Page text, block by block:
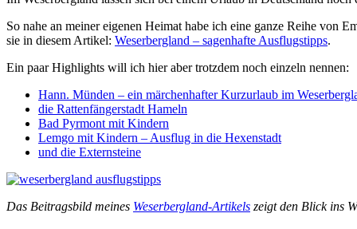
So nahe an meiner eigenen Heimat habe ich eine ganze Reihe von
sie in diesem Artikel: Weserbergland – sagenhafte Ausflugstipps.
Ein paar Highlights will ich hier aber trotzdem noch einzeln nennen:
Hann. Münden – ein märchenhafter Kurzurlaub im
die Rattenfängerstadt Hameln
Bad Pyrmont mit Kindern
Lemgo mit Kindern – Ausflug in die Hexenstadt
und die Externsteine
Das Beitragsbild meines Weserbergland-Artikels zeigt den Blick ins